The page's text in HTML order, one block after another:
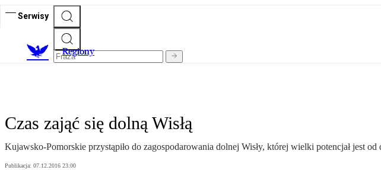
Serwisy
Regiony
Czas zająć się dolną Wisłą
Kujawsko-Pomorskie przystąpiło do zagospodarowania dolnej Wisły, której wielki potencjał jest
Publikacja: 07.12.2016 23:00